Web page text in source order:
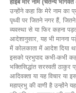
होईब मोर नाम (चैतन्य
उन्होंने कहा कि मेरे नाम का
पृथ्वी पर जितने नगर हैं,
व्यवस्था से या फिर कहना
आदेशानुसार, यह भी मानना
में कोलकाता में आदेश दिया था
इसको प्रभुपाद कभी-कभी
भक्तिसिद्धांत सरस्वती
आदिवक्ता या यह विचार या
महाप्रभु की वाणी है उन्होंने